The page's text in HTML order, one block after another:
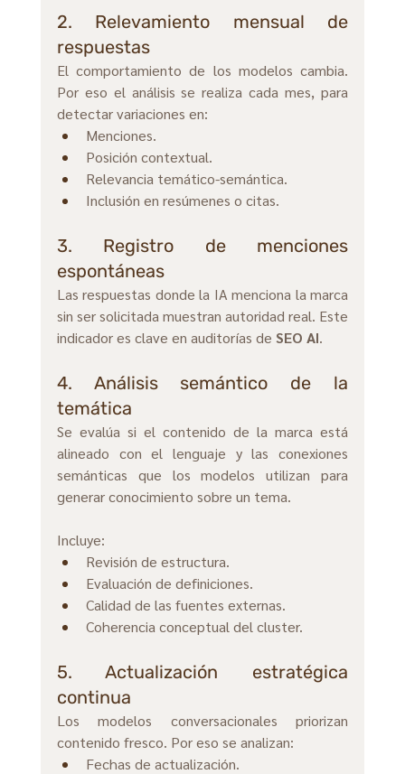
2. Relevamiento mensual de
respuestas
El comportamiento de los modelos cambia.
Por eso el análisis se realiza cada mes, para
detectar variaciones en:
Menciones.
Posición contextual.
Relevancia temático-semántica.
Inclusión en resúmenes o citas.
3. Registro de menciones
espontáneas
Las respuestas donde la IA menciona la marca
sin ser solicitada muestran autoridad real. Este
indicador es clave en auditorías de SEO AI.
4. Análisis semántico de la
temática
Se evalúa si el contenido de la marca está
alineado con el lenguaje y las conexiones
semánticas que los modelos utilizan para
generar conocimiento sobre un tema.
Incluye:
Revisión de estructura.
Evaluación de definiciones.
Calidad de las fuentes externas.
Coherencia conceptual del cluster.
5. Actualización estratégica
continua
Los modelos conversacionales priorizan
contenido fresco. Por eso se analizan:
Fechas de actualización.